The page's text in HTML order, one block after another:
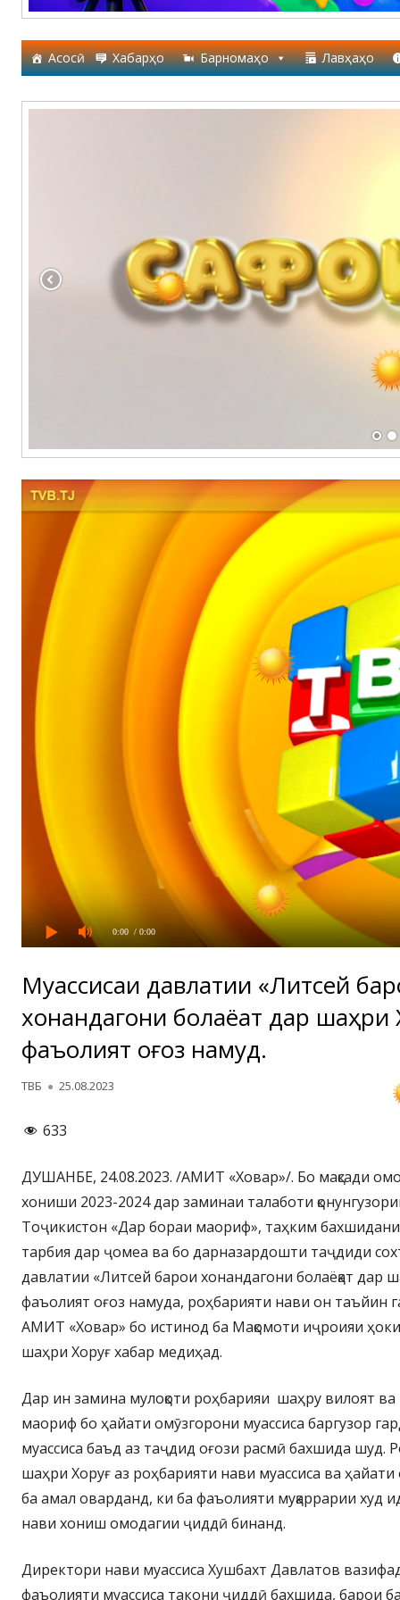
Асосӣ Хабарҳо Барномаҳо Лавҳаҳо
0:00 / 0:00
Муассисаи давлатии «Литсей
хонандагони болаёқат дар шаҳри
фаъолият оғоз намуд.
Автор
ТВБ Опубликовано
25.08.2023
633
ДУШАНБЕ, 24.08.2023. /АМИТ «Ховар»/. Бо мақсади
хониши 2023-2024 дар заминаи талаботи
Тоҷикистон «Дар бораи маориф», таҳким
тарбия дар ҷомеа ва бо дарназардошти таҷдиди
давлатии «Литсей барои хонандагони болаёқат дар
фаъолият оғоз намуда, роҳбарияти нави он таъйин
АМИТ «Ховар» бо истинод ба Мақомоти иҷроияи
шаҳри Хоруғ хабар медиҳад.
Дар ин замина мулоқоти роҳбарияи шаҳру вилоят
маориф бо ҳайати омӯзгорони муассиса баргузор
муассиса баъд аз таҷдид оғози расмӣ бахшида шуд.
шаҳри Хоруғ аз роҳбарияти нави муассиса ва
ба амал оварданд, ки ба фаъолияти муқаррарии худ
нави хониш омодагии ҷиддӣ бинанд.
Директори нави муассиса Хушбахт Давлатов
фаъолияти муассиса такони ҷиддӣ бахшида, барои